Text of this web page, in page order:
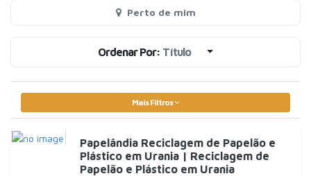
Perto de mim
Ordenar Por: Título
Mais Filtros
Papelândia Reciclagem de Papelão e
Plástico em Urania | Reciclagem de
Papelão e Plástico em Urania